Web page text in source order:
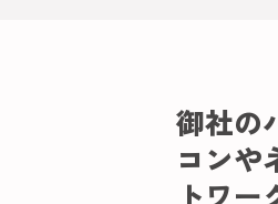
御社の
コンや
トワー